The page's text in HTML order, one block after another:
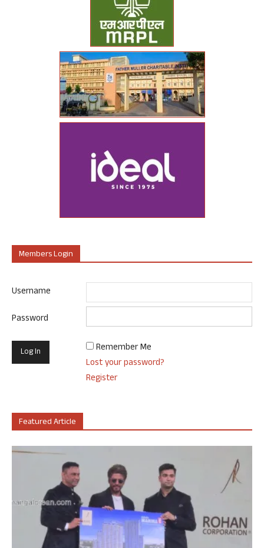
Members Login
Username
Password
Remember Me
Lost your password?
Register
Featured Article